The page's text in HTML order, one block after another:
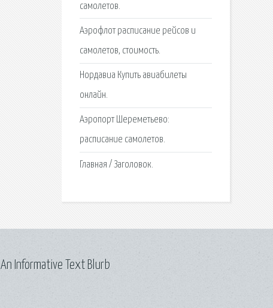
самолетов.
Аэрофлот расписание рейсов и
самолетов, стоимость.
Нордавиа Купить авиабилеты
онлайн.
Аэропорт Шереметьево:
расписание самолетов.
Главная / Заголовок.
An Informative Text Blurb